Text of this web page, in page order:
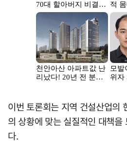
이번 토론회는 지역 건설산업의
의 상황에 맞는 실질적인 대책을
다.